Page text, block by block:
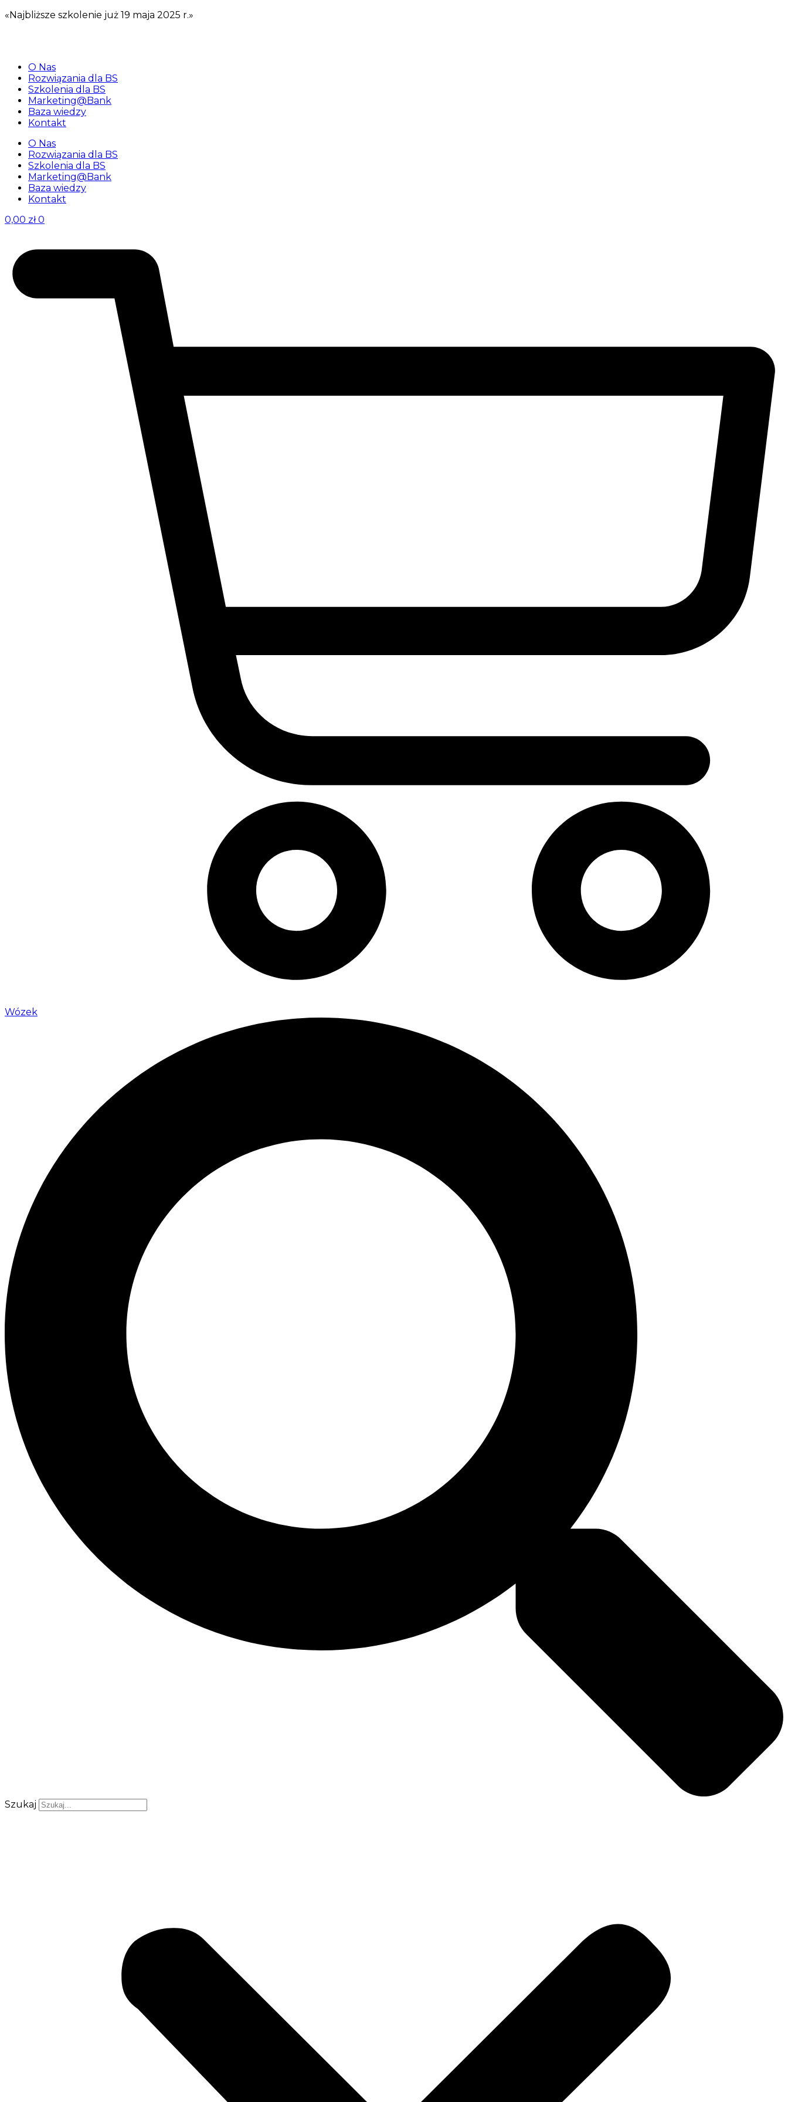
«Najbliższe szkolenie już 19 maja 2025 r.»
O Nas
Rozwiązania dla BS
Szkolenia dla BS
Marketing@Bank
Baza wiedzy
Kontakt
O Nas
Rozwiązania dla BS
Szkolenia dla BS
Marketing@Bank
Baza wiedzy
Kontakt
0,00 zł 0
Wózek
Szukaj